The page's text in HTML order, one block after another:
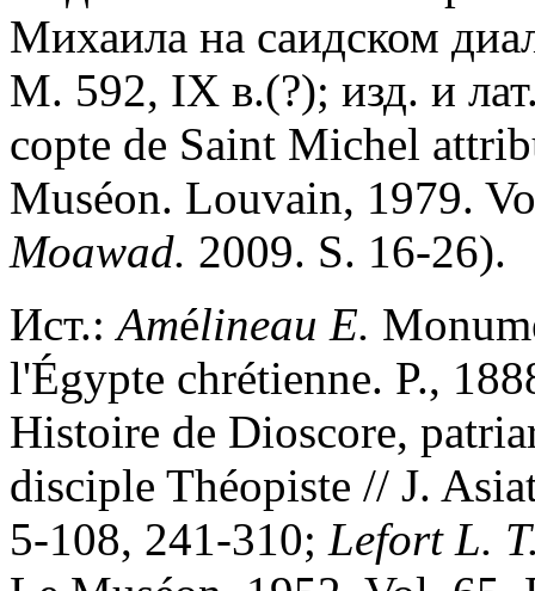
Михаила на саидском
М. 592, IX в.(?); изд. и
copte de Saint Michel
Muséon. Louvain, 1979.
Moawad. 2009. S. 16-26).
Ист.:Amélineau E.
l'Égypte chrétienne. P.,
Histoire de Dioscore,
disciple Théopiste // J.
5-108, 241-310; Lefort L.